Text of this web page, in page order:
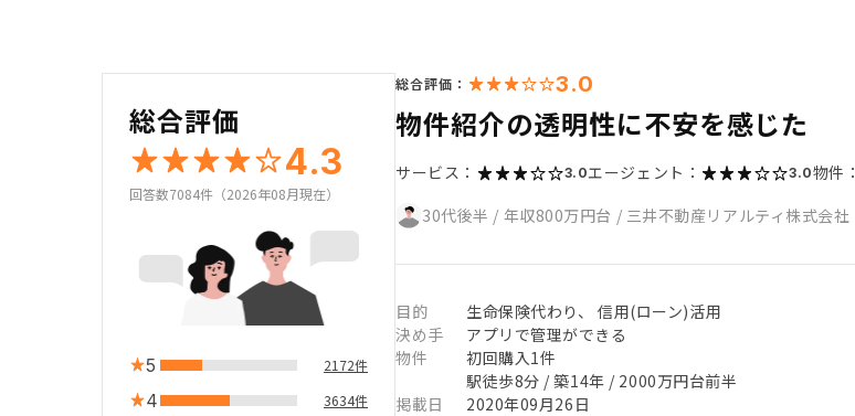
総合評価
4.3
回答数7084件（2026年08月現在）
5 2172件
4 3634件
総合評価： 3.0
物件紹介の透明性に不安を感じた
サービス： 3.0エージェント： 3.0物件：
30代後半 / 年収800万円台 / 三井不動産リアルティ株式会社
目的
生命保険代わり、 信用(ローン)活用
決め手
アプリで管理ができる
物件
初回購入1件
駅徒歩8分 / 築14年 / 2000万円台前半
掲載日
2020年09月26日